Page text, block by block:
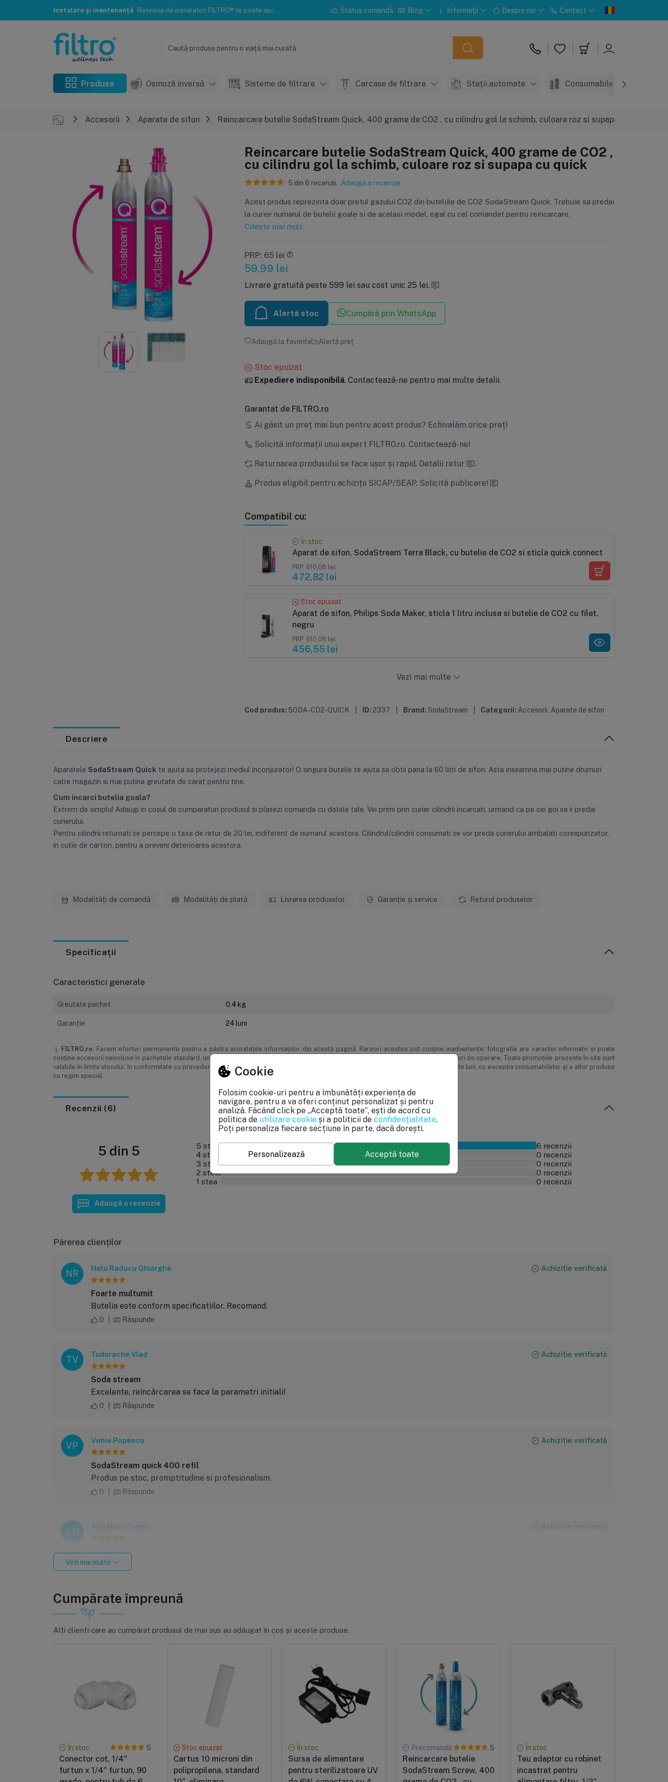
Instalare și mentenanță Reteaua de instalatori FILTRO® te poate ajuta cu instalarea sau mentenanța. Status comandă Blog Informații Despre noi Contact
Produse Osmoză inversă Sisteme de filtrare Carcase de filtrare Stații automate Consumabile
Accesorii Aparate de sifon Reincarcare butelie SodaStream Quick, 400 grame de CO2 , cu cilindru gol la schimb, culoare roz si supapa cu quick
Reincarcare butelie SodaStream Quick, 400 grame de CO2 ,
cu cilindru gol la schimb, culoare roz si supapa cu quick
5 din 6 recenzii. Adaugă o recenzie
Acest produs reprezinta doar pretul gazului CO2 din buteliile de CO2 SodaStream Quick. Trebuie sa predai
la curier numarul de butelii goale si de acelasi model, egal cu cel comandat pentru reincarcare.
Citește mai mult
PRP: 65 lei
59,99 lei
Livrare gratuită peste 599 lei sau cost unic 25 lei.
Alertă stoc Cumpără prin WhatsApp
Adaugă la favorite Alertă preț
Stoc epuizat
Expediere indisponibilă. Contactează-ne pentru mai multe detalii.
Garantat de FILTRO.ro
Ai găsit un preț mai bun pentru acest produs? Echivalăm orice preț!
Solicită informații unui expert FILTRO.ro. Contactează-ne!
Returnarea produsului se face ușor și rapid. Detalii retur
.
Produs eligibil pentru achiziții SICAP/SEAP. Solicită publicare!
Compatibil cu:
În stoc
Aparat de sifon, SodaStream Terra Black, cu butelie de CO2 si sticla quick connect
PRP: 610,08 lei
472,82 lei
Stoc epuizat
Aparat de sifon, Philips Soda Maker, sticla 1 litru inclusa si butelie de CO2 cu filet,
negru
PRP: 610,08 lei
456,55 lei
Vezi mai multe
Cod produs: SODA-CO2-QUICK ID: 2337 Brand: SodaStream Categorii: Accesorii Aparate de sifon
Descriere
Aparatele SodaStream Quick te ajuta sa protejezi mediul inconjurator! O singura butelie te ajuta sa obtii pana la 60 litri de sifon. Asta inseamna mai putine drumuri
catre magazin si mai putina greutate de carat pentru tine.
Cum incarci butelia goala?
Extrem de simplu! Adaugi in cosul de cumparaturi produsul si plasezi comanda cu datele tale. Vei primi prin curier cilindrii incarcati, urmand ca pe cei goi sa ii predai
curierului.
Pentru cilindrii returnati se percepe o taxa de retur de 20 lei, indiferent de numarul acestora. Cilindrul/cilindrii consumati se vor preda curierului ambalati corespunzator,
in cutie de carton, pentru a preveni deterioarea acestora.
Modalități de comandă Modalități de plată Livrarea produselor Garanție și service Returul produselor
Specificații
Caracteristici generale
Greutate pachet 0.4 kg
Garanţie 24 luni
FILTRO.ro: Facem eforturi permanente pentru a păstra acurateţea informaţiilor din acestă pagină. Rareori acestea pot conţine inadvertenţe: fotografia are caracter informativ şi poate
conţine accesorii neincluse în pachetele standard, unele specificaţii pot fi modificate de catre producător fără preaviz sau pot conţine erori de operare. Toate promoţiile prezente în site sunt
valabile în limita stocului. In conformitate cu prevederile OUG 140/2021, produsele beneficiaza de garantie legala de conformitate de 24 de luni, cu excepția consumabilelor și a altor produse
cu regim special.
Recenzii (6)
5 din 5
Adaugă o recenzie
5 stele
6 recenzii
4 stele
0 recenzii
3 stele
0 recenzii
2 stele0%
0 recenzii
1 stea
0 recenzii
Părerea clienților
NR Nelu Raducu Ghiorghe Achiziție verificată
Foarte multumit
Butelia este conform specificatiilor. Recomand.
0 Răspunde
TV Tudorache Vlad Achiziție verificată
Soda stream
Excelente, reîncărcarea se face la parametri initiali!
0 Răspunde
VP Vania Popescu Achiziție verificată
SodaStream quick 400 refil
Produs pe stoc, promptitudine si profesionalism.
0 Răspunde
AM Ana Maria Sarpe Achiziție verificată
0 |
VC Vasile Carpiuc
0 | Răspunde
Super ok. Super ok. Recomand.
Vezi mai multe
Cumpărate împreună
Alți clienți care au cumpărat produsul de mai sus au adăugat în coș și aceste produse.
În stoc 5
Conector cot, 1/4"
furtun x 1/4" furtun, 90
Stoc epuizat
Cartus 10 microni din
polipropilena, standard
În stoc
Sursa de alimentare
pentru sterilizatoare UV
Precomandă 5
Reincarcare butelie
SodaStream Screw, 400
În stoc
Teu adaptor cu robinet
incastrat pentru
Cookie
Folosim cookie-uri pentru a îmbunătăți experiența de
navigare, pentru a va oferi conținut personalizat și pentru
analiză. Făcând click pe „Acceptă toate”, ești de acord cu
politica de utilizare cookie și a politicii de confidențialitate.
Poți personaliza fiecare secțiune în parte, dacă dorești.
Personalizează Acceptă toate